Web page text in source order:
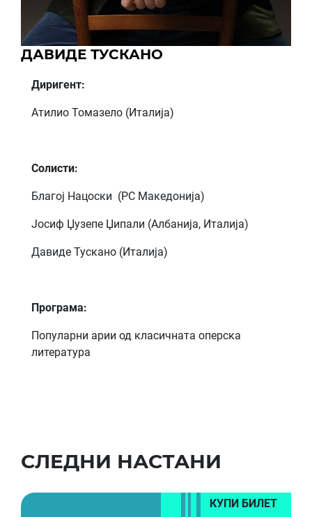
ДАВИДЕ ТУСКАНО
Диригент:
Атилио Томазело (Италија)
Солисти:
Благој Нацоски (РС Македонија)
Јосиф Џузепе Џипали (Албанија, Италија)
Давиде Тускано (Италија)
Програма:
Популарни арии од класичната оперска
литература
СЛЕДНИ НАСТАНИ
КУПИ БИЛЕТ